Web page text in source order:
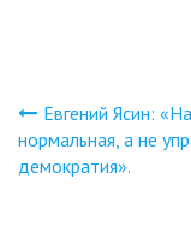
по
Евгений Ясин:
нормальная, а не
демократия».